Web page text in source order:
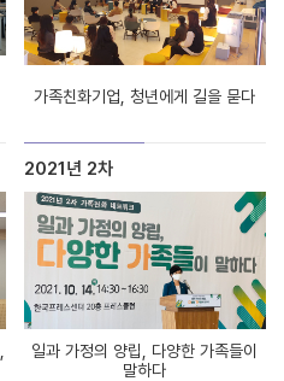
가족친화기업, 청년에게 길을 묻다
2021년 2차
일과 가정의 양립, 다양한 가족들이
말하다